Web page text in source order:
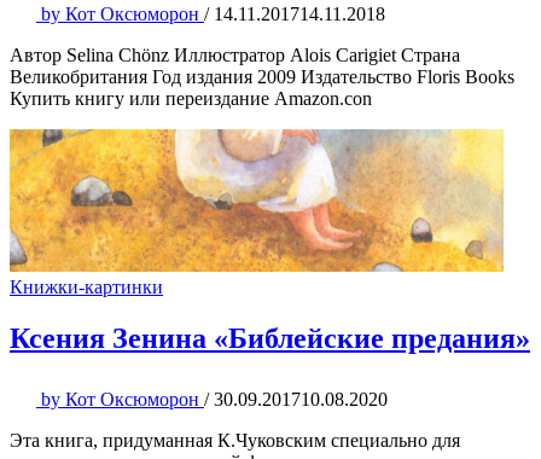
by Кот Оксюморон / 14.11.201714.11.2018
Автор Selina Chönz Иллюстратор Alois Carigiet Страна
Великобритания Год издания 2009 Издательство Floris Books
Купить книгу или переиздание Amazon.con
Книжки-картинки
Ксения Зенина «Библейские предания»
by Кот Оксюморон / 30.09.201710.08.2020
Эта книга, придуманная К.Чуковским специально для